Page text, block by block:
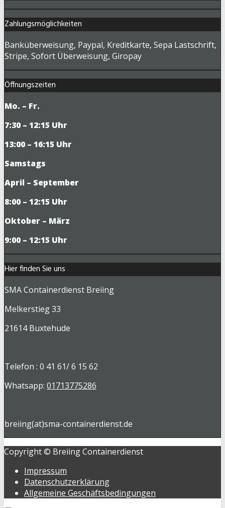
Zahlungsmöglichkeiten
Banküberweisung, Paypal, Kreditkarte, Sepa Lastschrift,
Stripe, Sofort Überweisung, Giropay
Öffnungszeiten
Mo. – Fr.
7:30 – 12:15 Uhr
13:00 – 16:15 Uhr
Samstags
April – September
8:00 – 12:15 Uhr
Oktober – März
9:00 – 12:15 Uhr
Hier finden Sie uns
SMA Containerdienst Breiing
Melkerstieg 33
21614 Buxtehude
Telefon : 0 41 61/ 6 15 62
Whatsapp: 01713775286
breiing(at)sma-containerdienst.de
Copyright © Breiing Containerdienst
Impressum
Datenschutzerklärung
Allgemeine Geschäftsbedingungen